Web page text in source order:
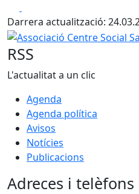
+
−
Darrera actualització:
Associació Centre Social
RSS
L'actualitat a un clic
Agenda
Agenda política
Avisos
Notícies
Publicacions
Adreces i telèfons